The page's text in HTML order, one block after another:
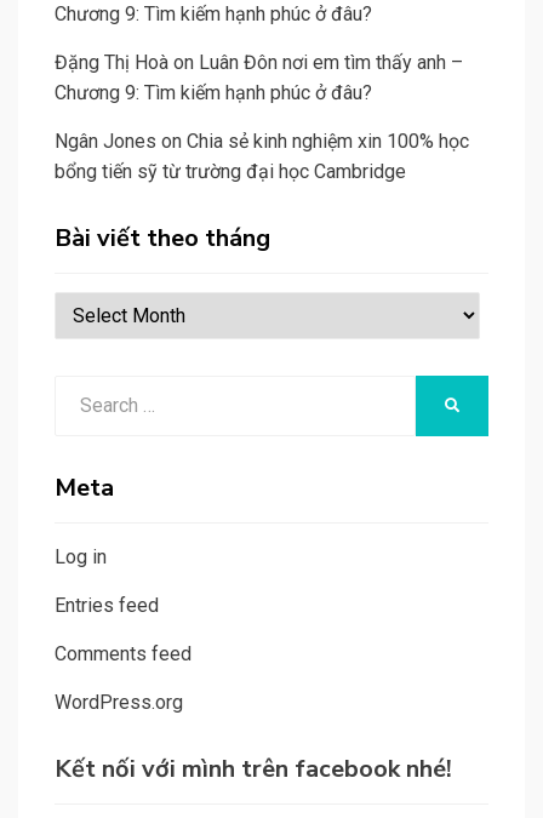
Chương 9: Tìm kiếm hạnh phúc ở đâu?
Đặng Thị Hoà on Luân Đôn nơi em tìm thấy anh –
Chương 9: Tìm kiếm hạnh phúc ở đâu?
Ngân Jones on Chia sẻ kinh nghiệm xin 100% học
bổng tiến sỹ từ trường đại học Cambridge
Bài viết theo tháng
Bài
viết
tháng
Meta
Log in
Entries feed
Comments feed
WordPress.org
Kết nối với mình trên facebook nhé!